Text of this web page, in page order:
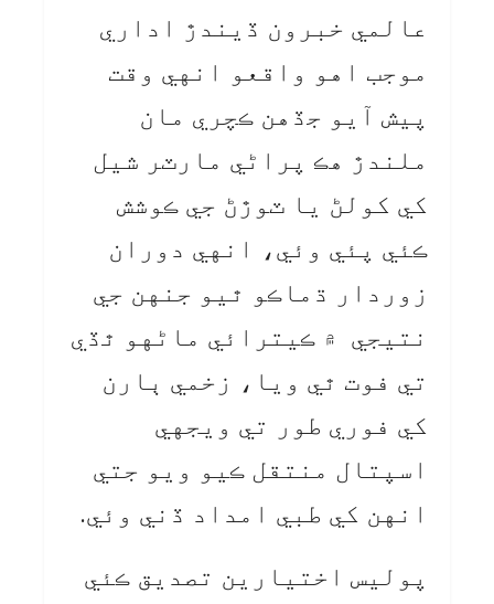
عالمي خبرون ڏيندڙ اداري
موجب اهو واقعو انهي وقت
پيش آيو جڏهن ڪچري مان
ملندڙ هڪ پراڻي مارٽر شيل
کي کولڻ يا ٽوڙڻ جي ڪوشش
ڪئي پئي وئي، انهي دوران
زوردار ڌماڪو ٿيو جنهن جي
نتيجي ۾ ڪيترائي ماڻهو ٿڏي
تي فوت ٿي ويا، زخمي ٻارن
کي فوري طور تي ويجهي
اسپتال منتقل ڪيو ويو جتي
انهن کي طبي امداد ڏني وئي.
پوليس اختيارين تصديق ڪئي